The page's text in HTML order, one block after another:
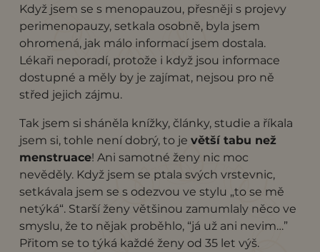
Když jsem se s menopauzou, přesněji s projevy
perimenopauzy, setkala osobně, byla jsem
ohromená, jak málo informací jsem dostala.
Lékaři neporadí, protože i když jsou informace
dostupné a měly by je zajímat, nejsou pro ně
střed jejich zájmu.
Tak jsem si sháněla knížky, články, studie a říkala
jsem si, tohle není dobrý, to je větší tabu než
menstruace! Ani samotné ženy nic moc
nevěděly. Když jsem se ptala svých vrstevnic,
setkávala jsem se s odezvou ve stylu „to se mě
netýká“. Starší ženy většinou zamumlaly něco ve
smyslu, že to nějak proběhlo, “já už ani nevim…”
Přitom se to týká každé ženy od 35 let výš.